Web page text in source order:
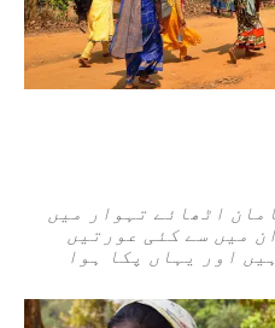
اٹھائے تہوار میں
میں سے کئی عورتیں
اور یہاں پکا ہوا